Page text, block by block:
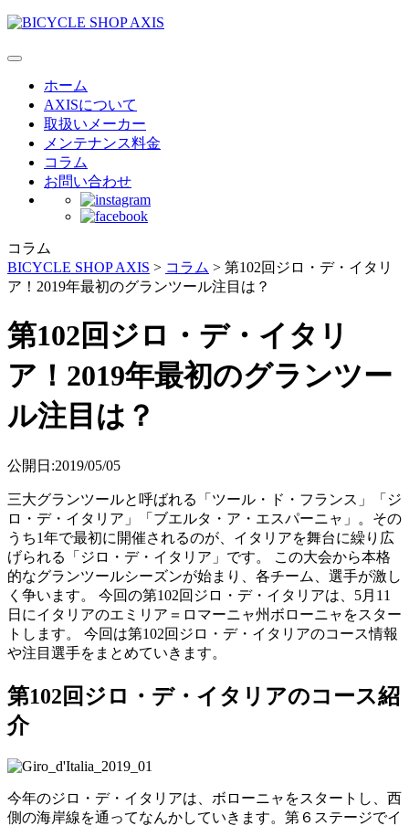
ホーム
AXISについて
取扱いメーカー
メンテナンス料金
コラム
お問い合わせ
コラム
BICYCLE SHOP AXIS > コラム > 第102回ジロ・デ・イタリ
ア！2019年最初のグランツール注目は？
第102回ジロ・デ・イタリ
ア！2019年最初のグランツー
ル注目は？
公開日:2019/05/05
三大グランツールと呼ばれる「ツール・ド・フランス」「ジ
ロ・デ・イタリア」「ブエルタ・ア・エスパーニャ」。その
うち1年で最初に開催されるのが、イタリアを舞台に繰り広
げられる「ジロ・デ・イタリア」です。 この大会から本格
的なグランツールシーズンが始まり、各チーム、選手が激し
く争います。 今回の第102回ジロ・デ・イタリアは、5月11
日にイタリアのエミリア＝ロマーニャ州ボローニャをスター
トします。 今回は第102回ジロ・デ・イタリアのコース情報
や注目選手をまとめていきます。
第102回ジロ・デ・イタリアのコース紹
介
今年のジロ・デ・イタリアは、ボローニャをスタートし、西
側の海岸線を通ってなんかしていきます。第６ステージでイ